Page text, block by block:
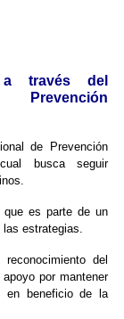
a través del
Prevención
de Prevención
busca seguir
que es parte de un
estrategias.
del
por mantener
en beneficio de la